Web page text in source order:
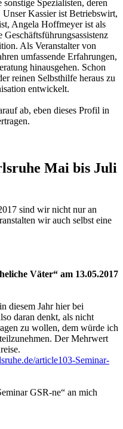
Spezialisten, deren
Kassier ist Betriebswirt,
Angela Hoffmeyer ist als
Als Veranstalter von
umfassende Erfahrungen,
hinausgehen. Schon
reinen Selbsthilfe heraus zu
entwickelt.
ab, eben dieses Profil in
Mai bis Juli
sind wir nicht nur an
wir auch selbst eine
Väter“ am 13.05.2017
diesem Jahr hier bei
daran denkt, als nicht
zu wollen, dem würde ich
Der Mehrwert
article103-Seminar-
GSR-ne“ an mich